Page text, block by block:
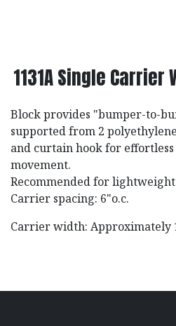
1131A Single Carrier
Block provides "bumper-to-
supported from 2
and curtain hook for
movement.
Recommended for
Carrier spacing: 6"o.c.
Carrier width: Approximately